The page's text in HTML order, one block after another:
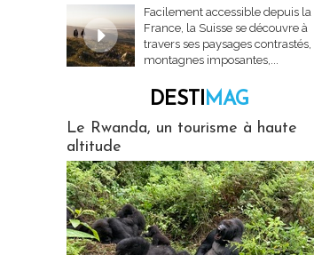
Facilement accessible depuis la
France, la Suisse se découvre à
travers ses paysages contrastés,
montagnes imposantes,...
DESTIMAG
Le Rwanda, un tourisme à haute
altitude